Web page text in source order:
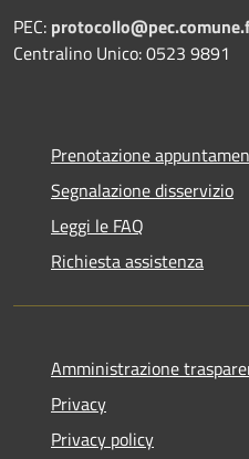
PEC:
Centralino Unico: 0523 9891
Prenotazione
Segnalazione disservizio
Leggi le FAQ
Richiesta assistenza
Amministrazione
Privacy
Privacy policy